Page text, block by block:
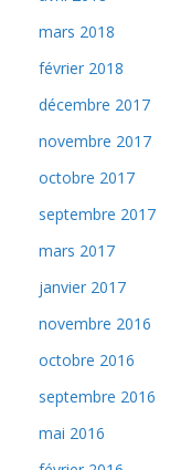
mars 2018
février 2018
décembre 2017
novembre 2017
octobre 2017
septembre 2017
mars 2017
janvier 2017
novembre 2016
octobre 2016
septembre 2016
mai 2016